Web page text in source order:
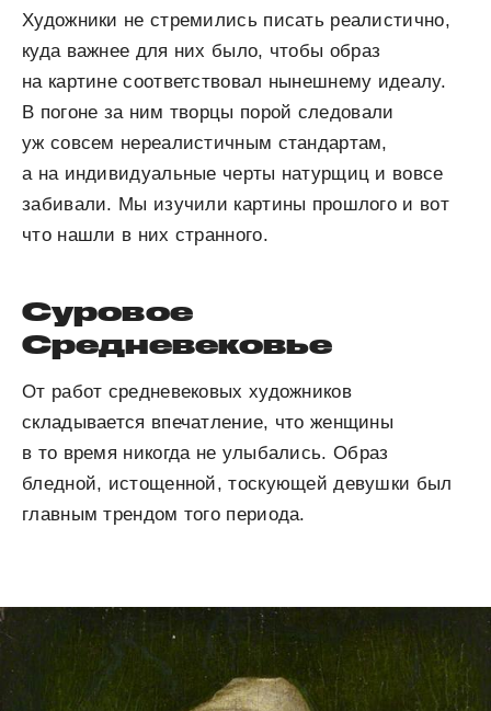
Художники не стремились писать реалистично,
куда важнее для них было, чтобы образ
на картине соответствовал нынешнему идеалу.
В погоне за ним творцы порой следовали
уж совсем нереалистичным стандартам,
а на индивидуальные черты натурщиц и вовсе
забивали. Мы изучили картины прошлого и вот
что нашли в них странного.
Суровое
Средневековье
От работ средневековых художников
складывается впечатление, что женщины
в то время никогда не улыбались. Образ
бледной, истощенной, тоскующей девушки был
главным трендом того периода.